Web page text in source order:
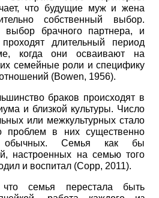
что будущие муж и жена
собственный выбор.
брачного партнера, и
длительный период
когда они осваивают на
семейные роли и специфику
(Bowen, 1956).
браков происходят в
и близкой культуры. Число
или межкультурных стало
проблем в них существенно
Семья как бы
настроенных на семью того
и воспитал (Copp, 2011).
семья перестала быть